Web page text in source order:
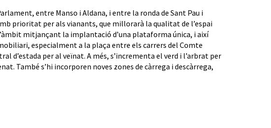
entre Manso i Aldana, i entre la ronda de Sant Pau i
prioritat per als vianants, que millorarà la qualitat de l’espai
mitjançant la implantació d’una plataforma única, i així
especialment a la plaça entre els carrers del Comte
d’estada per al veïnat. A més, s’incrementa el verd i l’arbrat per
També s’hi incorporen noves zones de càrrega i descàrrega,